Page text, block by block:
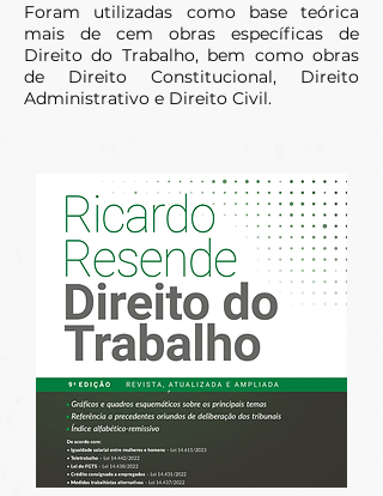
Foram utilizadas como base teórica
mais de cem obras específicas de
Direito do Trabalho, bem como obras
de Direito Constitucional, Direito
Administrativo e Direito Civil.